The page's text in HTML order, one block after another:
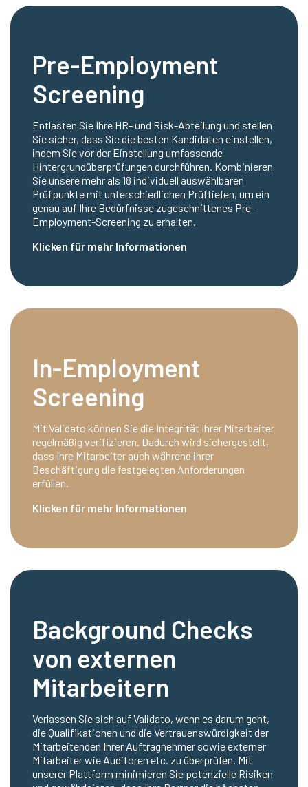
Pre-Employment
Screening
Entlasten Sie Ihre HR- und Risk-Abteilung und stellen
Sie sicher, dass Sie die besten Kandidaten einstellen,
indem Sie vor der Einstellung umfassende
Hintergrundüberprüfungen durchführen. Kombinieren
Sie unsere mehr als 18 individuell auswählbaren
Prüfpunkte mit unterschiedlichen Prüftiefen, um ein
genau auf Ihre Bedürfnisse zugeschnittenes Pre-
Employment-Screening zu erhalten.
Klicken für mehr Informationen
In-Employment
Screening
Mit Validato können Sie die Integrität Ihrer Mitarbeiter
regelmäßig verifizieren. Dadurch wird sichergestellt,
dass Ihre Mitarbeiter auch während ihrer
Beschäftigung die festgelegten Anforderungen
erfüllen.
Klicken für mehr Informationen
Background Checks
von externen
Mitarbeitern
Verlassen Sie sich auf Validato, wenn es darum geht,
die Qualifikationen und die Vertrauenswürdigkeit der
Mitarbeitenden Ihrer Auftragnehmer sowie externer
Mitarbeiter wie Auditoren etc. zu überprüfen. Mit
unserer Plattform minimieren Sie potenzielle Risiken